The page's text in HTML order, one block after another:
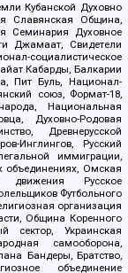
Кубанской Духовно
Славянская Община,
Семинария Духовное
Джамаат, Свидетели
социалистическое
Кабарды, Балкарии
Пит Буль, Национал-
союз, Формат-18,
Национальная
Духовно-Родовая
Древнерусской
Инглингов, Русский
иммиграции,
объединениях, Омская
движения Русское
Футбольного
организация
Община Коренного
сектор, Украинская
самооборона,
Бандеры, Братство,
объединение